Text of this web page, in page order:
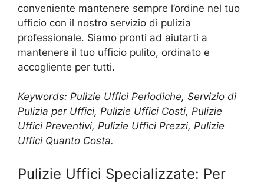
conveniente mantenere sempre l’ordine nel tuo
ufficio con il nostro servizio di pulizia
professionale. Siamo pronti ad aiutarti a
mantenere il tuo ufficio pulito, ordinato e
accogliente per tutti.
Keywords: Pulizie Uffici Periodiche, Servizio di
Pulizia per Uffici, Pulizie Uffici Costi, Pulizie
Uffici Preventivi, Pulizie Uffici Prezzi, Pulizie
Uffici Quanto Costa.
Pulizie Uffici Specializzate: Per